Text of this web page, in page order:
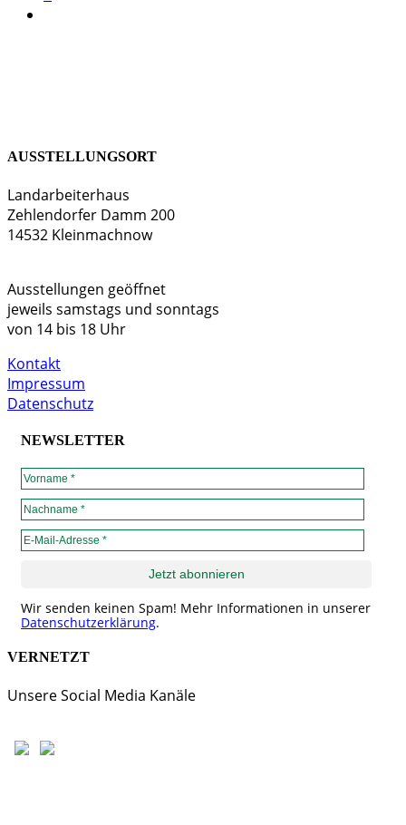
AUSSTELLUNGSORT
Landarbeiterhaus
Zehlendorfer Damm 200
14532 Kleinmachnow
Ausstellungen geöffnet
jeweils samstags und sonntags
von 14 bis 18 Uhr
Kontakt
Impressum
Datenschutz
NEWSLETTER
Wir senden keinen Spam! Mehr Informationen in unserer
Datenschutzerklärung.
VERNETZT
Unsere Social Media Kanäle